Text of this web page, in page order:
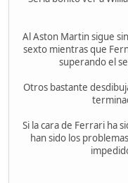
Al Aston Martin sigue
sexto mientras que
superando el
Otros bastante
Si la cara de Ferrari ha
han sido los